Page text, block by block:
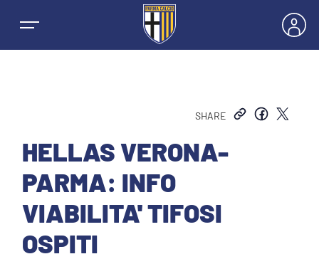
NEWS
SQUADRE
PRIMA SQUADRA MASCHILE
STAGIONE
SHARE
HELLAS VERONA-
PARMA: INFO
VIABILITA' TIFOSI
OSPITI